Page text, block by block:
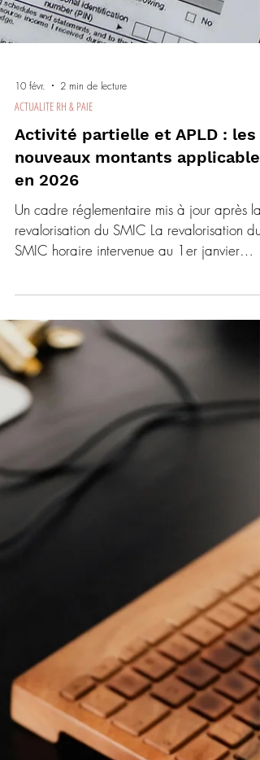
10 févr. 2 min de lecture
ACTUALITE RH & PAIE
Activité partielle et APLD : les
nouveaux montants applicables
en 2026
Un cadre réglementaire mis à jour après la
SMIC horaire intervenue au 1er janvier
2026 a conduit le gouvernement à ajuster
les règles d’indemnisation de l’activité
partielle et de l’activité partielle de longue
durée. Ces évolutions ont été officialisées
le décret n°2026-35 du 29 janvier 2026.
Les nouveaux montants s’appliquent à
l’ensemble des heures chômées indemnisées
à compter du 1er janvier 2026,